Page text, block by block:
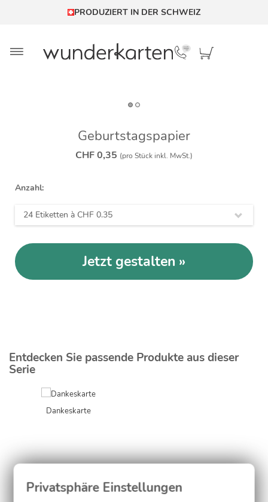
PRODUZIERT IN DER SCHWEIZ
Geburtstagspapier
CHF 0,35 (pro Stück inkl. MwSt.)
Anzahl:
24 Etiketten à CHF 0.35
Jetzt gestalten
Entdecken Sie passende Produkte aus dieser
Serie
Dankeskarte